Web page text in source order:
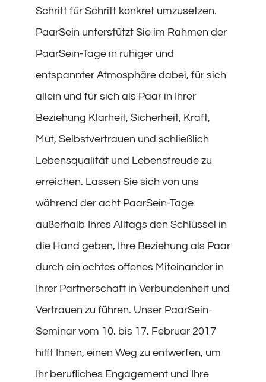
Schritt für Schritt konkret umzusetzen.
PaarSein unterstützt Sie im Rahmen der
PaarSein-Tage in ruhiger und
entspannter Atmosphäre dabei, für sich
allein und für sich als Paar in Ihrer
Beziehung Klarheit, Sicherheit, Kraft,
Mut, Selbstvertrauen und schließlich
Lebensqualität und Lebensfreude zu
erreichen. Lassen Sie sich von uns
während der acht PaarSein-Tage
außerhalb Ihres Alltags den Schlüssel in
die Hand geben, Ihre Beziehung als Paar
durch ein echtes offenes Miteinander in
Ihrer Partnerschaft in Verbundenheit und
Vertrauen zu führen. Unser PaarSein-
Seminar vom 10. bis 17. Februar 2017
hilft Ihnen, einen Weg zu entwerfen, um
Ihr berufliches Engagement und Ihre